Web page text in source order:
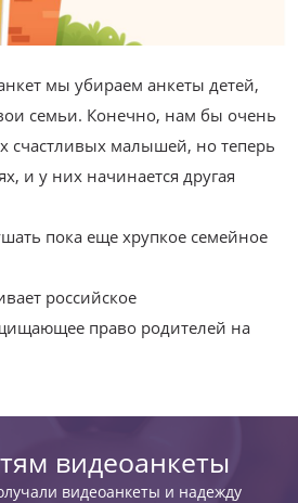
мы убираем анкеты детей,
семьи. Конечно, нам бы очень
счастливых малышей, но теперь
и у них начинается другая
пока еще хрупкое семейное
российское
право родителей на
видеоанкеты
видеоанкеты и надежду